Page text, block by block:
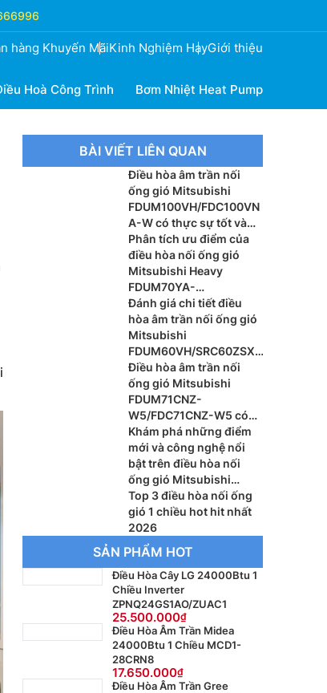
hàng Khuyến MãiKinh Nghiệm HayGiới thiệu
Hoà Công Trình Bơm Nhiệt Heat Pump
BÀI VIẾT LIÊN QUAN
Điều hòa âm trần nối
ống gió Mitsubishi
FDUM100VH/FDC100VN
A-W có thực sự tốt và
đáng tiền?
Phân tích ưu điểm của
điều hòa nối ống gió
Mitsubishi Heavy
FDUM70YA-
W5/FDC70YNA-W5
Đánh giá chi tiết điều
hòa âm trần nối ống gió
Mitsubishi
FDUM60VH/SRC60ZSX-
W3 – Ưu nhược điểm là
gì?
Điều hòa âm trần nối
ống gió Mitsubishi
FDUM71CNZ-
W5/FDC71CNZ-W5 có
tốt không?
Khám phá những điểm
mới và công nghệ nổi
bật trên điều hòa nối
ống gió Mitsubishi
FDUM70CNZ-
W5/FDC70CNZ-W5
Top 3 điều hòa nối ống
gió 1 chiều hot hit nhất
2026
SẢN PHẨM HOT
Điều Hòa Cây LG 24000Btu 1
Chiều Inverter
ZPNQ24GS1AO/ZUAC1
25.500.000
Điều Hòa Âm Trần Midea
24000Btu 1 Chiều MCD1-
28CRN8
17.650.000
Điều Hòa Âm Trần Gree